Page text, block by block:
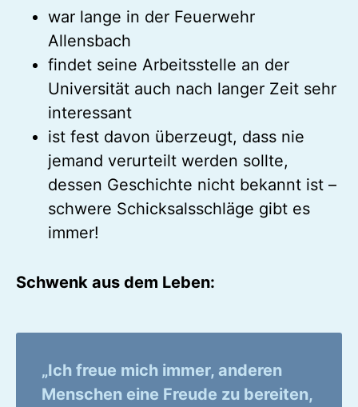
war lange in der Feuerwehr
Allensbach
findet seine Arbeitsstelle an der
Universität auch nach langer Zeit sehr
interessant
ist fest davon überzeugt, dass nie
jemand verurteilt werden sollte,
dessen Geschichte nicht bekannt ist –
schwere Schicksalsschläge gibt es
immer!
Schwenk aus dem Leben:
„Ich freue mich immer, anderen
Menschen eine Freude zu bereiten,